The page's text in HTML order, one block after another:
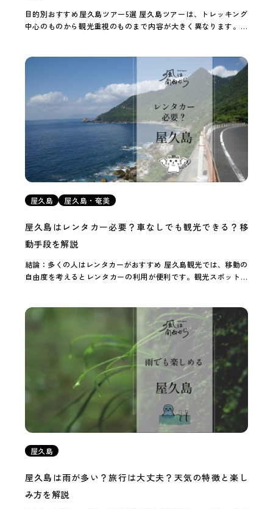
目的別おすすめ屋久島ツアー5選 屋久島ツアーは、トレッキング
中心のものから観光重視のものまで内容が大きく異なります。そ
屋久島 屋久島・奄美
屋久島はレンタカー必要？車なしでも観光できる？移
動手段を解説
結論：多くの人はレンタカーがおすすめ 屋久島観光では、移動の
自由度を考えるとレンタカーの利用が便利です。観光スポットが
屋久島
屋久島は雨が多い？旅行は大丈夫？天気の特徴と楽し
み方を解説